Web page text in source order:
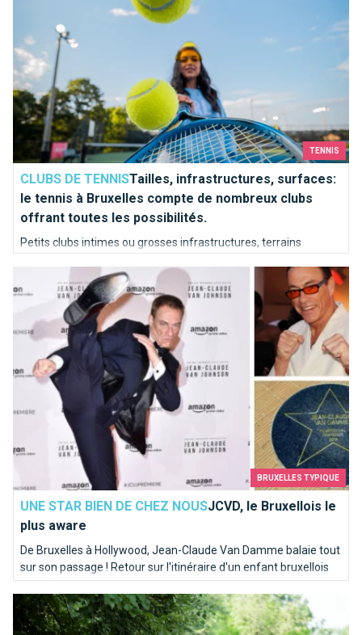
TENNIS
CLUBS DE TENNISTailles, infrastructures, surfaces:
le tennis à Bruxelles compte de nombreux clubs
offrant toutes les possibilités.
Petits clubs intimes ou grosses infrastructures, terrains
BRUXELLES TYPIQUE
UNE STAR BIEN DE CHEZ NOUSJCVD, le Bruxellois le
plus aware
De Bruxelles à Hollywood, Jean-Claude Van Damme balaie tout
sur son passage ! Retour sur l'itinéraire d'un enfant bruxellois
musclé !
JCVD, le Bruxellois le plus aware
Parcours de jogging en Forêt de Soignes